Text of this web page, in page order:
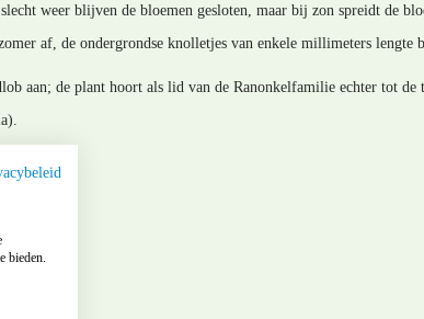
weer blijven de bloemen gesloten, maar bij zon spreidt de
af, de ondergrondse knolletjes van enkele millimeters lengte
aan; de plant hoort als lid van de Ranonkelfamilie echter tot de
bieden.